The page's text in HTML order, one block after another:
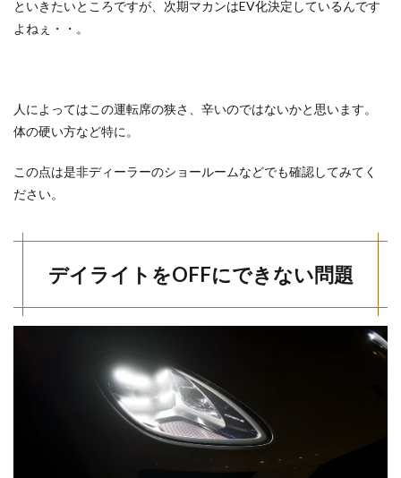
といきたいところですが、次期マカンはEV化決定しているんです
よねぇ・・。
人によってはこの運転席の狭さ、辛いのではないかと思います。
体の硬い方など特に。
この点は是非ディーラーのショールームなどでも確認してみてく
ださい。
デイライトをOFFにできない問題